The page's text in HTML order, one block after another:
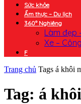
Sức khỏe
Ẩm thực – Du lịch
360° Nghiêng
Làm đẹp
Xe –
F
Trang chủ Tags á khôi
Tag: á